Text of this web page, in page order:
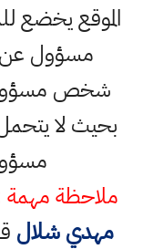
الموقع يخضع
مسؤول عن
شخص مسؤول
بحيث لا
ملاحظة مهمة
مهدي شلال